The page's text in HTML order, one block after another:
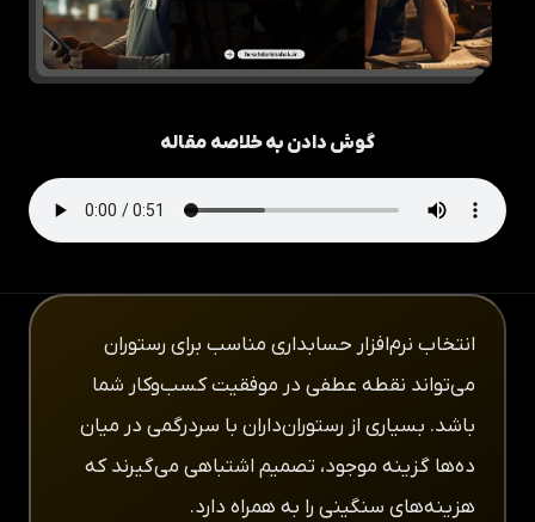
گوش دادن به خلاصه مقاله
انتخاب نرم‌افزار حسابداری مناسب برای رستوران
می‌تواند نقطه عطفی در موفقیت کسب‌وکار شما
باشد. بسیاری از رستوران‌داران با سردرگمی در میان
ده‌ها گزینه موجود، تصمیم اشتباهی می‌گیرند که
هزینه‌های سنگینی را به همراه دارد.